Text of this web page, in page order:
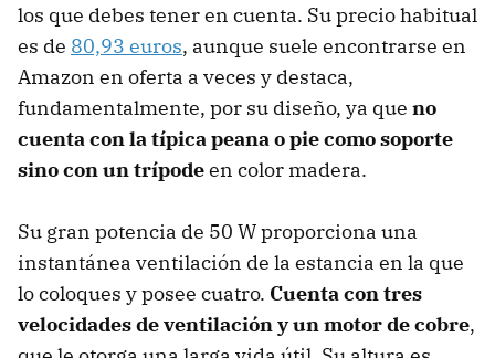
los que debes tener en cuenta. Su precio habitual
es de 80,93 euros, aunque suele encontrarse en
Amazon en oferta a veces y destaca,
fundamentalmente, por su diseño, ya que no
cuenta con la típica peana o pie como soporte
sino con un trípodeen color madera.
Su gran potencia de 50 W proporciona una
instantánea ventilación de la estancia en la que
lo coloques y posee cuatro. Cuenta con tres
velocidades de ventilación y un motor de cobre,